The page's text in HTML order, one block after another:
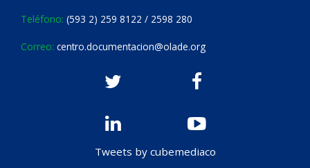
Teléfono: (593 2) 259 8122 / 2598 280
Correo: centro.documentacion@olade.org
Tweets by cubemediaco